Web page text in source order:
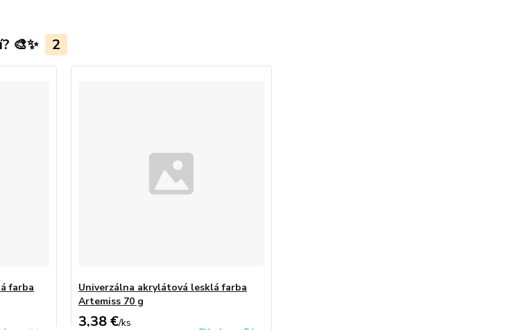
🎨✨ 2
farba
Univerzálna akrylátová lesklá farba
Artemiss 70 g
3,38 €/ks